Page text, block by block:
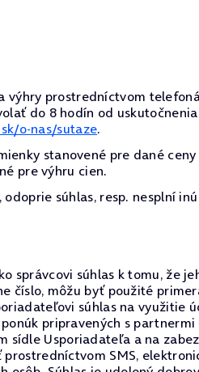
výhry prostredníctvom
do 8 hodín od
o-nas/sutaze.
stanovené pre dané
pre výhru cien.
súhlas, resp. nesplní
správcovi súhlas k tomu, že
číslo, môžu byť použité
súhlas na využitie
pripravených s
Usporiadateľa a na
SMS,